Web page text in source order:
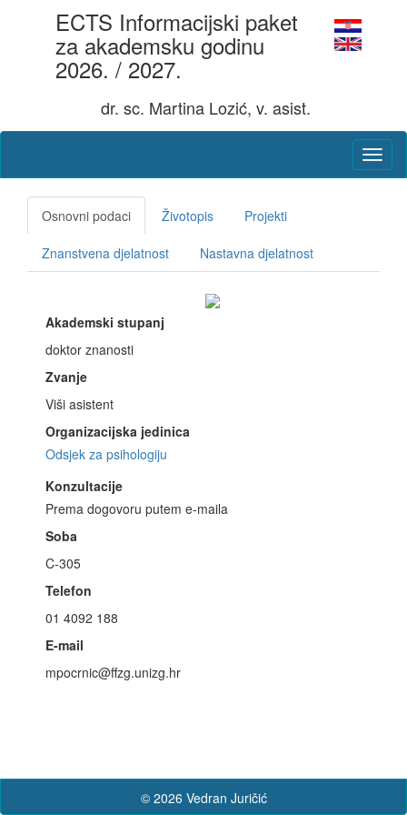
ECTS Informacijski paket
za akademsku godinu
2026. / 2027.
dr. sc. Martina Lozić, v. asist.
Osnovni podaci Životopis Projekti
Znanstvena djelatnost Nastavna djelatnost
Akademski stupanj
doktor znanosti
Zvanje
Viši asistent
Organizacijska jedinica
Odsjek za psihologiju
Konzultacije
Prema dogovoru putem e-maila
Soba
C-305
Telefon
01 4092 188
E-mail
mpocrnic@ffzg.unizg.hr
© 2026 Vedran Juričić